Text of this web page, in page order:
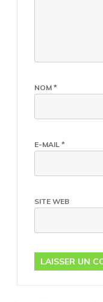
NOM *
E-MAIL *
SITE WEB